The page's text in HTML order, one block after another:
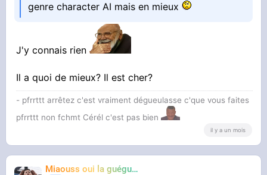
genre character AI mais en mieux
J'y connais rien
Il a quoi de mieux? Il est cher?
- pfrrttt arrêtez c'est vraiment dégueulasse c'que vous faites
pfrrttt non fchmt Cérél c'est pas bien
il y a un mois
Miaouss oui la guéguérre